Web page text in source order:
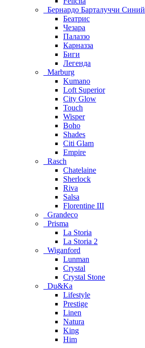
Бернардо Барталуччи Синий
Беатрис
Чезара
Палаззо
Карназза
Биги
Легенда
Marburg
Kumano
Loft Superior
City Glow
Touch
Wisper
Boho
Shades
Citi Glam
Empire
Rasch
Chatelaine
Sherlock
Riva
Salsa
Florentine III
Grandeco
Prisma
La Storia
La Storia 2
Wiganford
Lunman
Crystal
Crystal Stone
Du&Ka
Lifestyle
Prestige
Linen
Natura
King
Him